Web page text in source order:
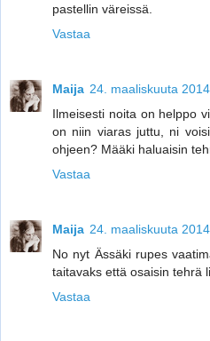
pastellin väreissä.
Vastaa
Maija 24. maaliskuuta
Ilmeisesti noita on helppo
on niin viaras juttu, ni
ohjeen? Määki haluaisin
Vastaa
Maija 24. maaliskuuta
No nyt Ässäki rupes
taitavaks että osaisin tehrä
Vastaa